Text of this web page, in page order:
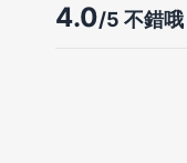
4.0/5 不錯哦